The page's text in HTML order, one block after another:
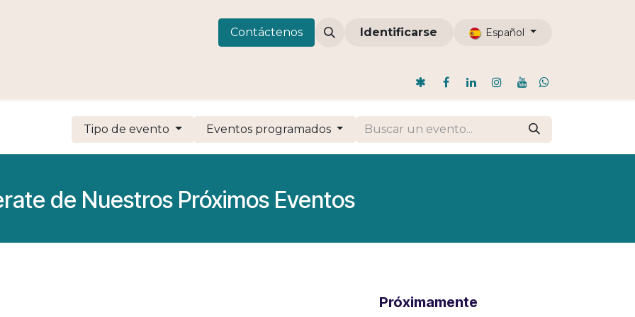
Eventos Comunidades ODI Nosotros Blog
Contáctenos Identificarse Español
Tipo de evento Eventos programados
de Nuestros Próximos Eventos
Próximamente